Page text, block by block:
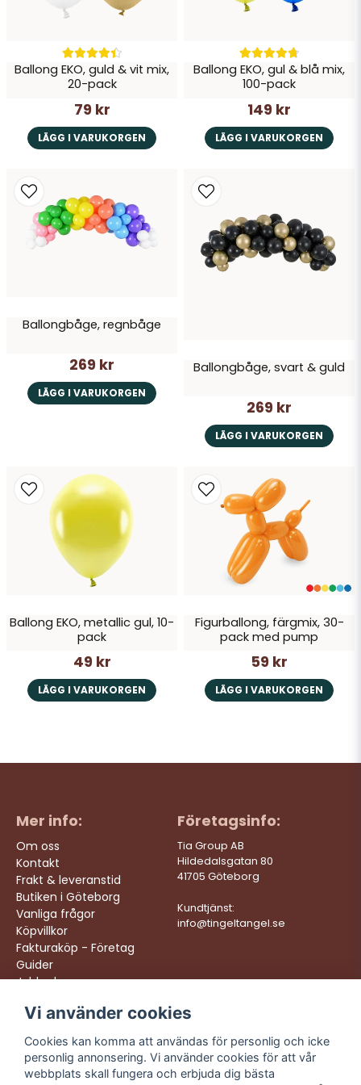
Ballong EKO, guld & vit mix,
20-pack
79 kr
LÄGG I VARUKORGEN
Ballong EKO, gul & blå mix,
100-pack
149 kr
LÄGG I VARUKORGEN
Ballongbåge, regnbåge
269 kr
LÄGG I VARUKORGEN
Ballongbåge, svart & guld
269 kr
LÄGG I VARUKORGEN
Ballong EKO, metallic gul, 10-
pack
49 kr
LÄGG I VARUKORGEN
Figurballong, färgmix, 30-
pack med pump
59 kr
LÄGG I VARUKORGEN
Mer info:
Om oss
Kontakt
Frakt & leveranstid
Butiken i Göteborg
Vanliga frågor
Köpvillkor
Fakturaköp - Företag
Guider
Jobba hos oss
Företagsinfo:
Tia Group AB
Hildedalsgatan 80
41705 Göteborg
Kundtjänst:
info@tingeltangel.se
Följ oss:
Instagram
Facebook
Vi levererar:
Snabba leveranser
Trygga köp
Fri frakt över 499:-
Vi använder cookies
Cookies kan komma att användas för personlig och icke
personlig annonsering. Vi använder cookies för att vår
webbplats skall fungera och erbjuda dig bästa